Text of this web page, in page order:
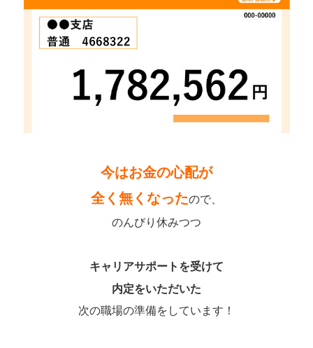
今はお金の心配が
全く無くなったので、
のんびり休みつつ
キャリアサポートを受けて
内定をいただいた
次の職場の準備をしています！